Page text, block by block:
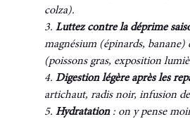
colza).
3. Luttez contre la déprime
magnésium (épinards,
(poissons gras, exposition
4. Digestion légère après les
artichaut, radis noir, infusion
5. Hydratation : on y pense